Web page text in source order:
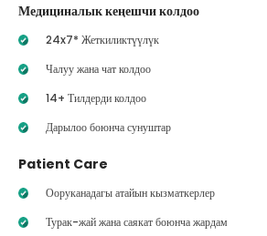
Медициналык кеңешчи колдоо
24x7* Жеткиликтүүлүк
Чалуу жана чат колдоо
14+ Тилдерди колдоо
Дарылоо боюнча сунуштар
Patient Care
Ооруканадагы атайын кызматкерлер
Турак-жай жана саякат боюнча жардам